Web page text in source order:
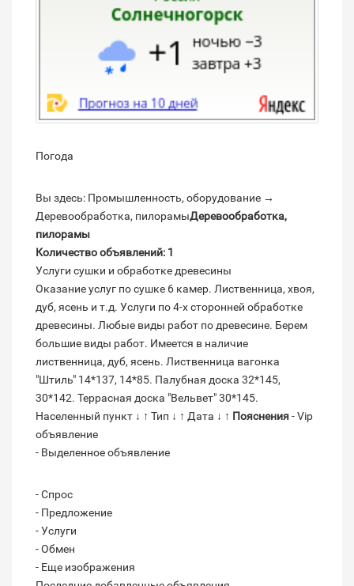
Погода
Вы здесь: Промышленность, оборудование →
Деревообработка, пилорамыДеревообработка,
пилорамы
Количество объявлений: 1
Услуги сушки и обработке древесины
Оказание услуг по сушке 6 камер. Лиственница, хвоя,
дуб, ясень и т.д. Услуги по 4-х сторонней обработке
древесины. Любые виды работ по древесине. Берем
большие виды работ. Имеется в наличие
лиственница, дуб, ясень. Лиственница вагонка
"Штиль" 14*137, 14*85. Палубная доска 32*145,
30*142. Террасная доска "Вельвет" 30*145.
Населенный пункт ↓ ↑ Тип ↓ ↑ Дата ↓ ↑ Пояснения- Vip
объявление
- Выделенное объявление
- Спрос
- Предложение
- Услуги
- Обмен
- Еще изображения